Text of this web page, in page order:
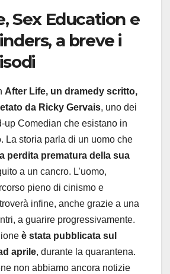
Sex Education e
a breve i
After Life, un dramedy scritto,
da Ricky Gervais, uno dei
up Comedian che esistano in
La storia parla di un uomo che
la perdita prematura della sua
a un cancro. L’uomo,
pieno di cinismo e
infine, anche grazie a una
a guarire progressivamente.
è stata pubblicata sul
aprile, durante la quarantena.
non abbiamo ancora notizie